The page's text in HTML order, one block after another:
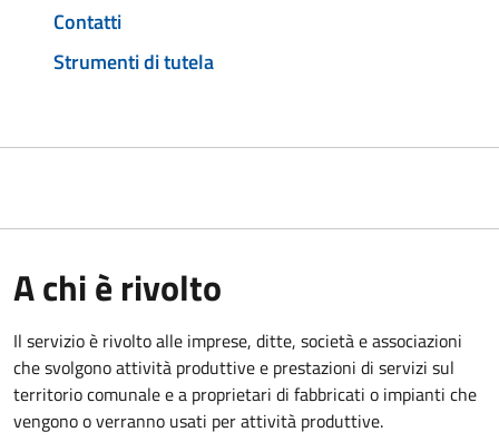
Contatti
Strumenti di tutela
A chi è rivolto
Il servizio è rivolto alle imprese, ditte, società e associazioni
che svolgono attività produttive e prestazioni di servizi sul
territorio comunale e a proprietari di fabbricati o impianti che
vengono o verranno usati per attività produttive.